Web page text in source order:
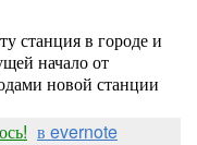
станция в городе и
начало от
новой станции
в evernote